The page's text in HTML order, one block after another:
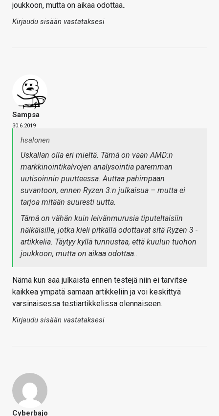
joukkoon, mutta on aikaa odottaa..
Kirjaudu sisään vastataksesi
Sampsa
30.6.2019
hsalonen
Uskallan olla eri mieltä. Tämä on vaan AMD:n
markkinointikalvojen analysointia paremman
uutisoinnin puutteessa. Auttaa pahimpaan
suvantoon, ennen Ryzen 3:n julkaisua – mutta ei
tarjoa mitään suuresti uutta.
Tämä on vähän kuin leivänmurusia tiputeltaisiin
nälkäisille, jotka kieli pitkällä odottavat sitä Ryzen 3 -
artikkelia. Täytyy kyllä tunnustaa, että kuulun tuohon
joukkoon, mutta on aikaa odottaa..
Nämä kun saa julkaista ennen testejä niin ei tarvitse
kaikkea ympätä samaan artikkeliin ja voi keskittyä
varsinaisessa testiartikkelissa olennaiseen.
Kirjaudu sisään vastataksesi
Cyberbajo